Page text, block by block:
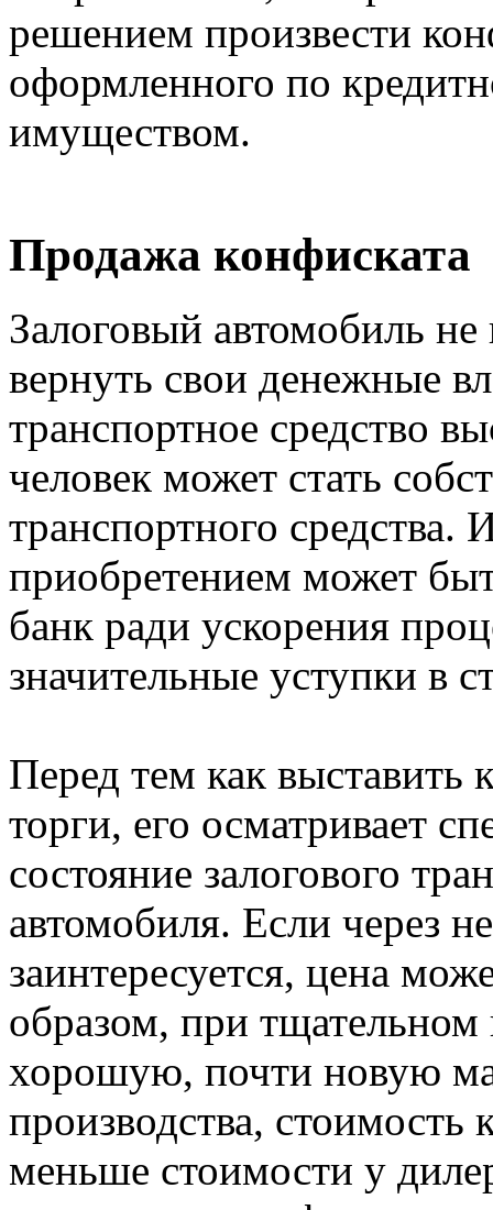
решением произвести
оформленного по
имуществом.
Продажа конфиската
Залоговый автомобиль
вернуть свои денежные
транспортное средство
человек может стать
транспортного средства.
приобретением может
банк ради ускорения
значительные уступки в
Перед тем как выставить
торги, его осматривает
состояние залогового
автомобиля. Если через
заинтересуется, цена
образом, при
хорошую, почти новую
производства, стоимость
меньше стоимости у